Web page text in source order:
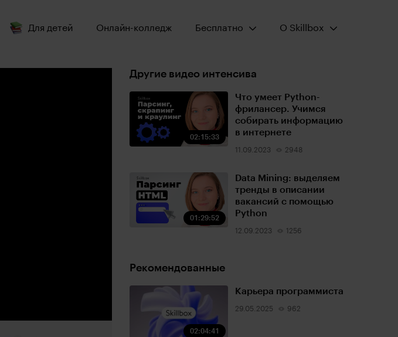
Для детей Онлайн-колледж Открыть меню:
Бесплатно Открыть меню:
О Skillbox
Другие видео интенсива
02:15:33
Что умеет Python-
фрилансер. Учимся
собирать информацию
в интернете
11.09.2023 2948
01:29:52
Data Mining: выделяем
тренды в описании
вакансий с помощью
Python
12.09.2023 1256
Рекомендованные
02:04:41
Карьера программиста
29.05.2025 962